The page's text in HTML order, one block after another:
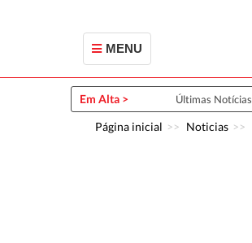
MENU
Em Alta > Últimas Notícias
Página inicial Noticias